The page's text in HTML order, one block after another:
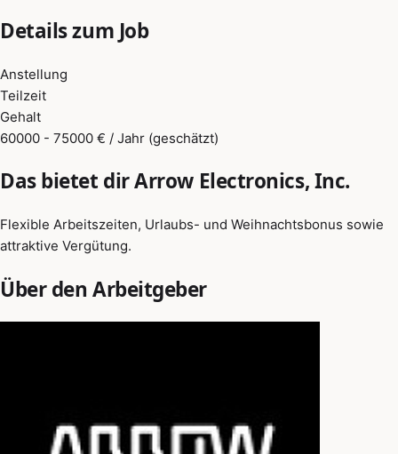
Details zum Job
Anstellung
Teilzeit
Gehalt
60000 - 75000 € / Jahr (geschätzt)
Das bietet dir Arrow Electronics, Inc.
Flexible Arbeitszeiten, Urlaubs- und Weihnachtsbonus sowie
attraktive Vergütung.
Über den Arbeitgeber